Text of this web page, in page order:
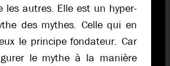
les autres. Elle est un hyper-
des mythes. Celle qui en
le principe fondateur. Car
le mythe à la manière